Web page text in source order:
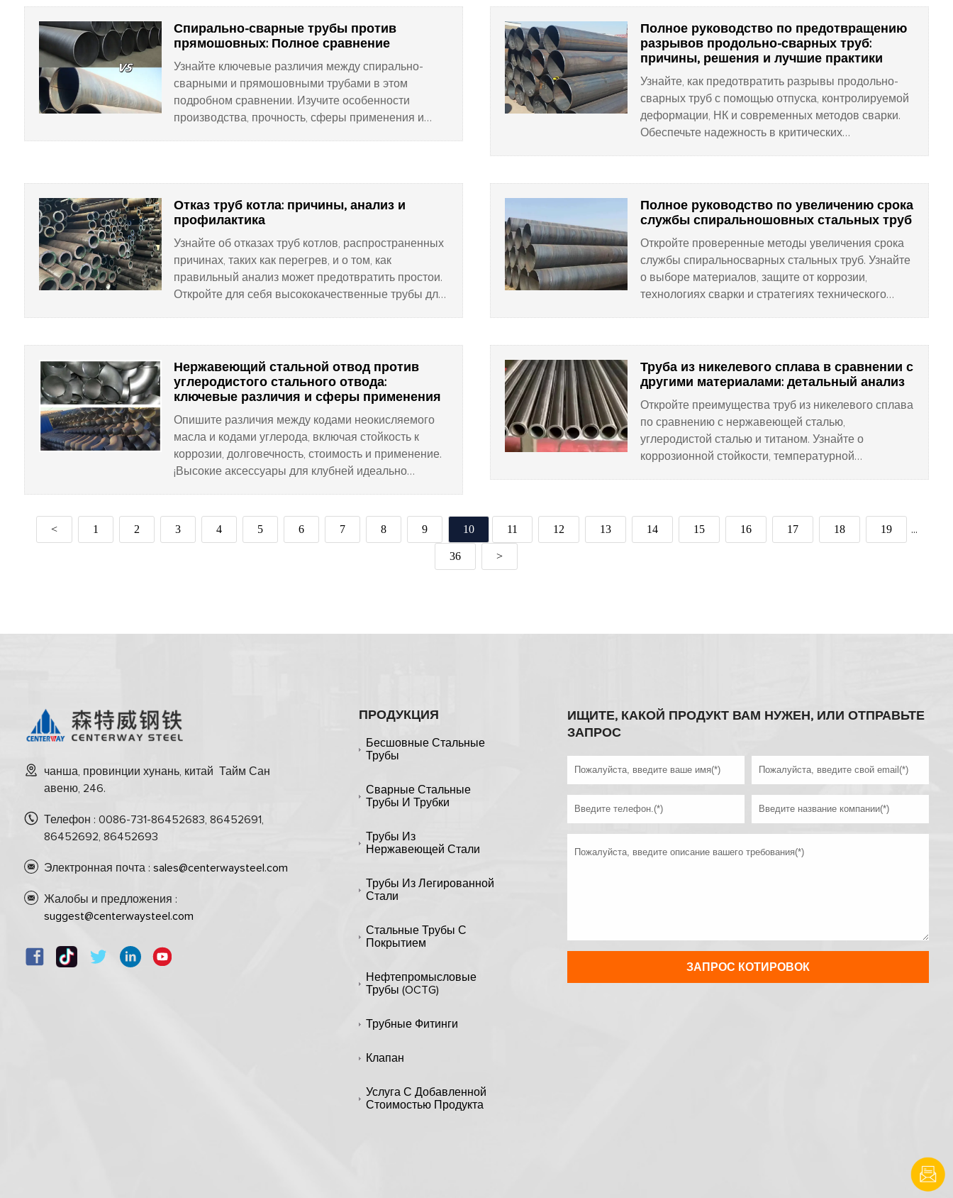
гарантирует долговечность и надежность в самых
жестких эксплуатационных условиях.
Спирально-сварные трубы против
прямошовных: Полное сравнение
Узнайте ключевые различия между спирально-
сварными и прямошовными трубами в этом
подробном сравнении. Изучите особенности
производства, прочность, сферы применения и
Полное руководство по предотвращению
разрывов продольно-сварных труб:
причины, решения и лучшие практики
Узнайте, как предотвратить разрывы продольно-
сварных труб с помощью отпуска, контролируемой
деформации, НК и современных методов сварки.
Обеспечьте надежность в критических
Отказ труб котла: причины, анализ и
профилактика
Узнайте об отказах труб котлов, распространенных
причинах, таких как перегрев, и о том, как
правильный анализ может предотвратить простои.
Откройте для себя высококачественные трубы для
Полное руководство по увеличению срока
службы спиральношовных стальных труб
Откройте проверенные методы увеличения срока
службы спиральносварных стальных труб. Узнайте
о выборе материалов, защите от коррозии,
технологиях сварки и стратегиях технического
Нержавеющий стальной отвод против
углеродистого стального отвода:
ключевые различия и сферы применения
Опишите различия между кодами неокисляемого
масла и кодами углерода, включая стойкость к
коррозии, долговечность, стоимость и применение.
¡Высокие аксессуары для клубней идеально
Труба из никелевого сплава в сравнении с
другими материалами: детальный анализ
Откройте преимущества труб из никелевого сплава
по сравнению с нержавеющей сталью,
углеродистой сталью и титаном. Узнайте о
коррозионной стойкости, температурной
< 1 2 3 4 5 6 7 8 9 10 11 12 13 14 15 16 17 18 19 ...
36 >
чанша, провинции хунань, китай Тайм Сан
авеню, 246.
Телефон : 0086-731-86452683, 86452691,
86452692, 86452693
Электронная почта : sales@centerwaysteel.com
Жалобы и предложения :
suggest@centerwaysteel.com
ПРОДУКЦИЯ
Бесшовные Стальные
Трубы
Сварные Стальные
Трубы И Трубки
Трубы Из
Нержавеющей Стали
Трубы Из Легированной
Стали
Стальные Трубы С
Покрытием
Нефтепромысловые
Трубы (OCTG)
Трубные Фитинги
Клапан
Услуга С Добавленной
Стоимостью Продукта
ИЩИТЕ, КАКОЙ ПРОДУКТ ВАМ НУЖЕН, ИЛИ ОТПРАВЬТЕ
ЗАПРОС